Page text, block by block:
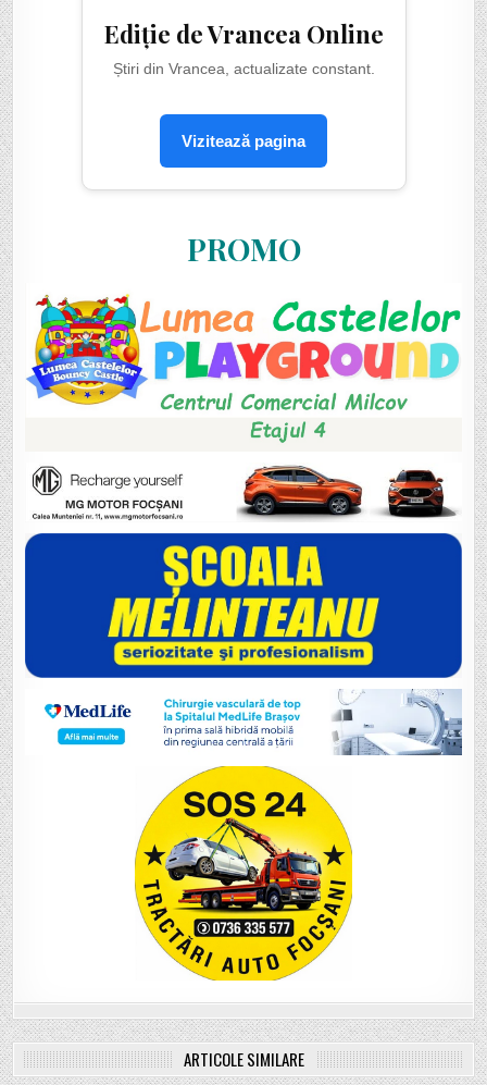
Ediție de Vrancea Online
Știri din Vrancea, actualizate constant.
Vizitează pagina
PROMO
ARTICOLE SIMILARE